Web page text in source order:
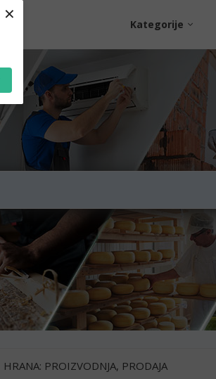
× Kategorije
HRANA: PROIZVODNJA, PRODAJA